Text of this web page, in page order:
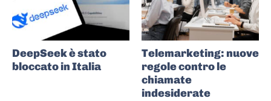
DeepSeek è stato
bloccato in Italia
Telemarketing: nuove
regole contro le
chiamate
indesiderate